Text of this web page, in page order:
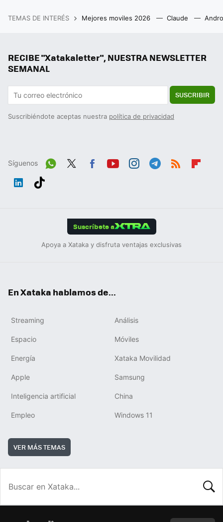
TEMAS DE INTERÉS Mejores moviles 2026 Claude
RECIBE "Xatakaletter", NUESTRA NEWSLETTER
SEMANAL
SUSCRIBIR
Suscribiéndote aceptas nuestra política de privacidad
Síguenos
Wh
Suscríbete a
Apoya a Xataka y disfruta ventajas exclusivas
En Xataka hablamos de...
Streaming Análisis
Espacio Móviles
Energía Xataka Movilidad
Apple Samsung
Inteligencia artificial China
Empleo Windows 11
VER MÁS TEMAS